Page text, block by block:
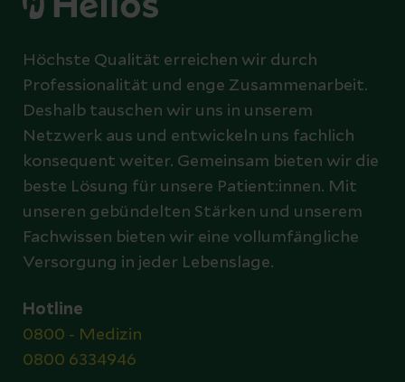
Höchste Qualität erreichen wir durch
Professionalität und enge Zusammenarbeit.
Deshalb tauschen wir uns in unserem
Netzwerk aus und entwickeln uns fachlich
konsequent weiter. Gemeinsam bieten wir die
beste Lösung für unsere Patient:innen. Mit
unseren gebündelten Stärken und unserem
Fachwissen bieten wir eine vollumfängliche
Versorgung in jeder Lebenslage.
Hotline
0800 - Medizin
0800 6334946